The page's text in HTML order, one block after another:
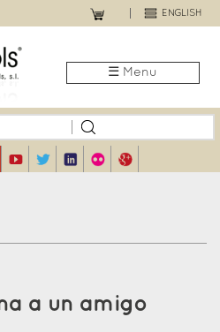
ENGLISH
☰ Menu
a un amigo